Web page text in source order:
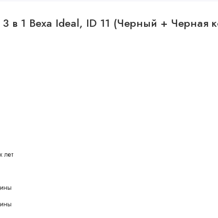
для подросшего ребенка. Также по мере взросления
при любой погоде.
(адаптеры входят в комплект)
3 в 1 Bexa Ideal, ID 11 (Черный + Черная
лет